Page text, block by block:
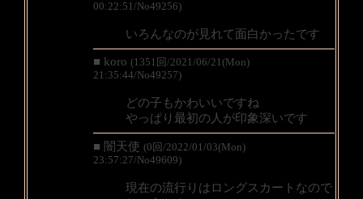
00:22:51/No49256)
いろんなのが見れて面白かったです
■ koro (1351回/2021/06/21(Mon)
21:35:44/No49257)
どの子もかわいいですね
やっぱり最初の人が印象深いです
■ 闇天使 (0回/2022/01/03(Mon)
23:57:27/No49609)
現在の流行りはロングスカートなので